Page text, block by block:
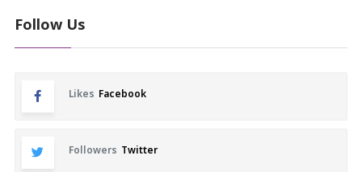
Follow Us
Likes Facebook
Followers Twitter